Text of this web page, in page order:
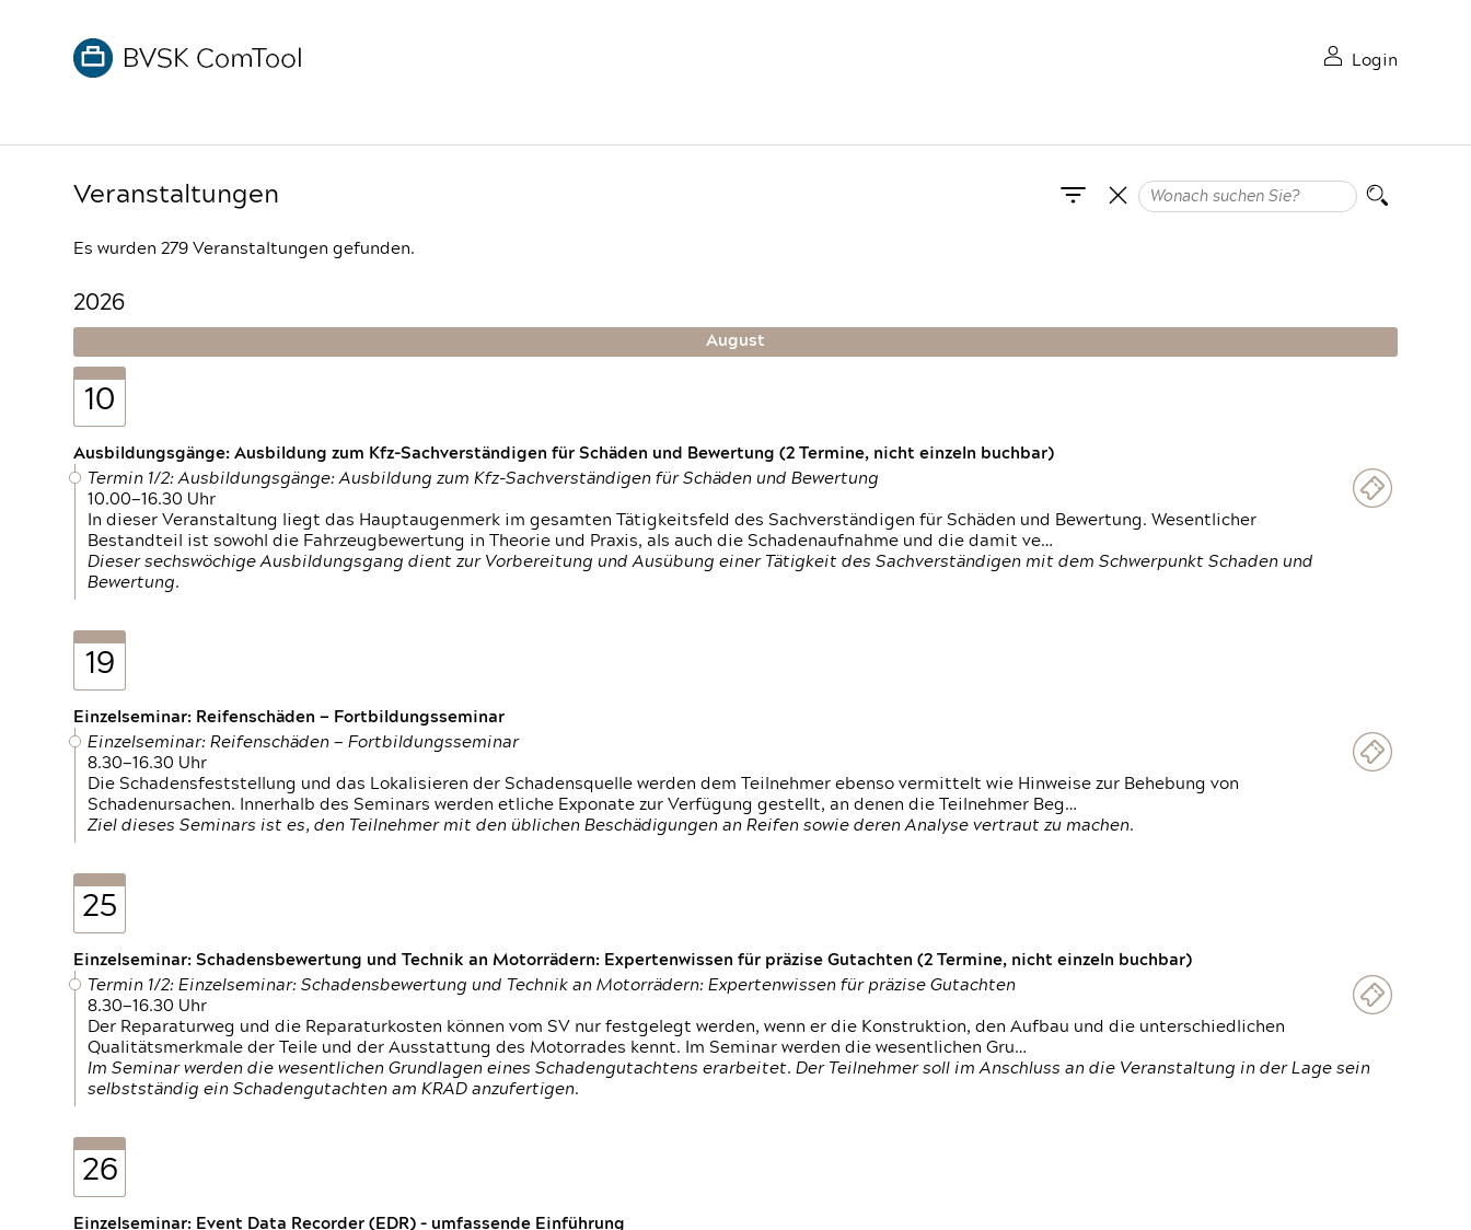
Login
Veranstaltungen
Es wurden 279 Veranstaltungen gefunden.
2026
August
10
Ausbildungsgänge: Ausbildung zum Kfz-Sachverständigen für Schäden und Bewertung (2 Termine, nicht einzeln buchbar)
Termin 1/2: Ausbildungsgänge: Ausbildung zum Kfz-Sachverständigen für Schäden und Bewertung
10.00—16.30 Uhr
In dieser Veranstaltung liegt das Hauptaugenmerk im gesamten Tätigkeitsfeld des Sachverständigen für Schäden und Bewertung. Wesentlicher
Bestandteil ist sowohl die Fahrzeugbewertung in Theorie und Praxis, als auch die Schadenaufnahme und die damit ve…
Dieser sechswöchige Ausbildungsgang dient zur Vorbereitung und Ausübung einer Tätigkeit des Sachverständigen mit dem Schwerpunkt Schaden und
Bewertung.
19
Einzelseminar: Reifenschäden — Fortbildungsseminar
Einzelseminar: Reifenschäden — Fortbildungsseminar
8.30—16.30 Uhr
Die Schadensfeststellung und das Lokalisieren der Schadensquelle werden dem Teilnehmer ebenso vermittelt wie Hinweise zur Behebung von
Schadenursachen. Innerhalb des Seminars werden etliche Exponate zur Verfügung gestellt, an denen die Teilnehmer Beg…
Ziel dieses Seminars ist es, den Teilnehmer mit den üblichen Beschädigungen an Reifen sowie deren Analyse vertraut zu machen.
25
Einzelseminar: Schadensbewertung und Technik an Motorrädern: Expertenwissen für präzise Gutachten (2 Termine, nicht einzeln buchbar)
Termin 1/2: Einzelseminar: Schadensbewertung und Technik an Motorrädern: Expertenwissen für präzise Gutachten
8.30—16.30 Uhr
Der Reparaturweg und die Reparaturkosten können vom SV nur festgelegt werden, wenn er die Konstruktion, den Aufbau und die unterschiedlichen
Qualitätsmerkmale der Teile und der Ausstattung des Motorrades kennt. Im Seminar werden die wesentlichen Gru…
Im Seminar werden die wesentlichen Grundlagen eines Schadengutachtens erarbeitet. Der Teilnehmer soll im Anschluss an die Veranstaltung in der Lage sein
selbstständig ein Schadengutachten am KRAD anzufertigen.
26
Einzelseminar: Event Data Recorder (EDR) – umfassende Einführung